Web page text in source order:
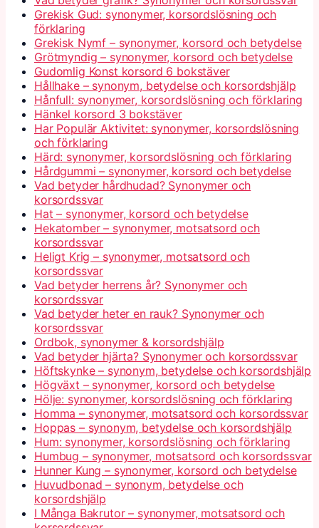
Grekisk Gud: synonymer, korsordslösning och
förklaring
Grekisk Nymf – synonymer, korsord och betydelse
Grötmyndig – synonymer, korsord och betydelse
Gudomlig Konst korsord 6 bokstäver
Hållhake – synonym, betydelse och korsordshjälp
Hånfull: synonymer, korsordslösning och förklaring
Hänkel korsord 3 bokstäver
Har Populär Aktivitet: synonymer, korsordslösning
och förklaring
Härd: synonymer, korsordslösning och förklaring
Hårdgummi – synonymer, korsord och betydelse
Vad betyder hårdhudad? Synonymer och
korsordssvar
Hat – synonymer, korsord och betydelse
Hekatomber – synonymer, motsatsord och
korsordssvar
Heligt Krig – synonymer, motsatsord och
korsordssvar
Vad betyder herrens år? Synonymer och
korsordssvar
Vad betyder heter en rauk? Synonymer och
korsordssvar
Ordbok, synonymer & korsordshjälp
Vad betyder hjärta? Synonymer och korsordssvar
Höftskynke – synonym, betydelse och korsordshjälp
Högväxt – synonymer, korsord och betydelse
Hölje: synonymer, korsordslösning och förklaring
Homma – synonymer, motsatsord och korsordssvar
Hoppas – synonym, betydelse och korsordshjälp
Hum: synonymer, korsordslösning och förklaring
Humbug – synonymer, motsatsord och korsordssvar
Hunner Kung – synonymer, korsord och betydelse
Huvudbonad – synonym, betydelse och
korsordshjälp
I Många Bakrutor – synonymer, motsatsord och